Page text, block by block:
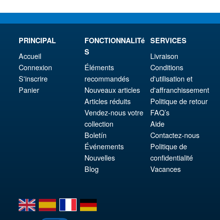
PRINCIPAL
Accueil
Connexion
S'inscrire
Panier
FONCTIONNALITé
S
Éléments
recommandés
Nouveaux articles
Articles réduits
Vendez-nous votre
collection
Boletín
Événements
Nouvelles
Blog
SERVICES
Livraison
Conditions
d'utilisation et
d'affranchissement
Politique de retour
FAQ’s
Aide
Contactez-nous
Politique de
confidentialité
Vacances
en es fr de